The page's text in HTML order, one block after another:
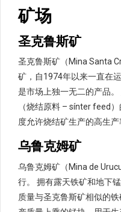
矿场
圣克鲁斯矿
圣克鲁斯矿（Mina Santa
矿，自1974年以来一直在
是市场上独一无二的产品
（烧结原料 – sínter feed
度允许烧结矿生产的高生产
乌鲁克姆矿
乌鲁克姆矿（Mina de
行。 拥有露天铁矿和地下
质量与圣克鲁斯矿相似的